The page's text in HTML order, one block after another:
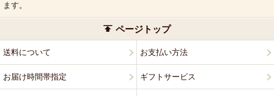
ます。
ページトップ
送料について お支払い方法
お届け時間帯指定 ギフトサービス